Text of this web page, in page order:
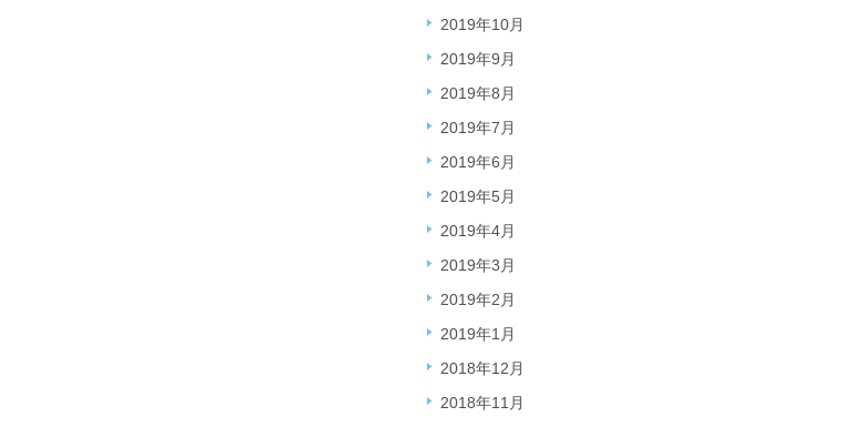
2019年10月
2019年9月
2019年8月
2019年7月
2019年6月
2019年5月
2019年4月
2019年3月
2019年2月
2019年1月
2018年12月
2018年11月